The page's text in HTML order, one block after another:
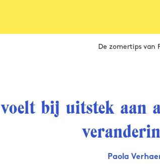
De zomertips van
bij uitstek aan
Paola